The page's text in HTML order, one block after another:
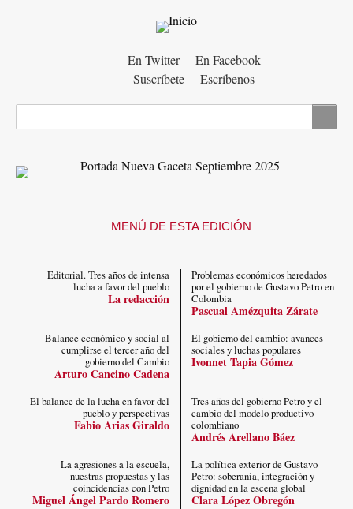
En Twitter
En Facebook
Suscríbete
Escríbenos
MENÚ DE ESTA EDICIÓN
Editorial. Tres años de intensa
lucha a favor del pueblo
La redacción
Problemas económicos heredados
por el gobierno de Gustavo Petro en
Colombia
Pascual Amézquita Zárate
Balance económico y social al
cumplirse el tercer año del
gobierno del Cambio
Arturo Cancino Cadena
El gobierno del cambio: avances
sociales y luchas populares
Ivonnet Tapia Gómez
El balance de la lucha en favor del
pueblo y perspectivas
Fabio Arias Giraldo
Tres años del gobierno Petro y el
cambio del modelo productivo
colombiano
Andrés Arellano Báez
La agresiones a la escuela,
nuestras propuestas y las
coincidencias con Petro
Miguel Ángel Pardo Romero
La política exterior de Gustavo
Petro: soberanía, integración y
dignidad en la escena global
Clara López Obregón